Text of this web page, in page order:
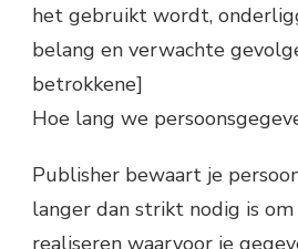
het gebruikt wordt,
belang en verwachte
betrokkene]
Hoe lang we
Publisher bewaart je
langer dan strikt nodig is
realiseren waarvoor je